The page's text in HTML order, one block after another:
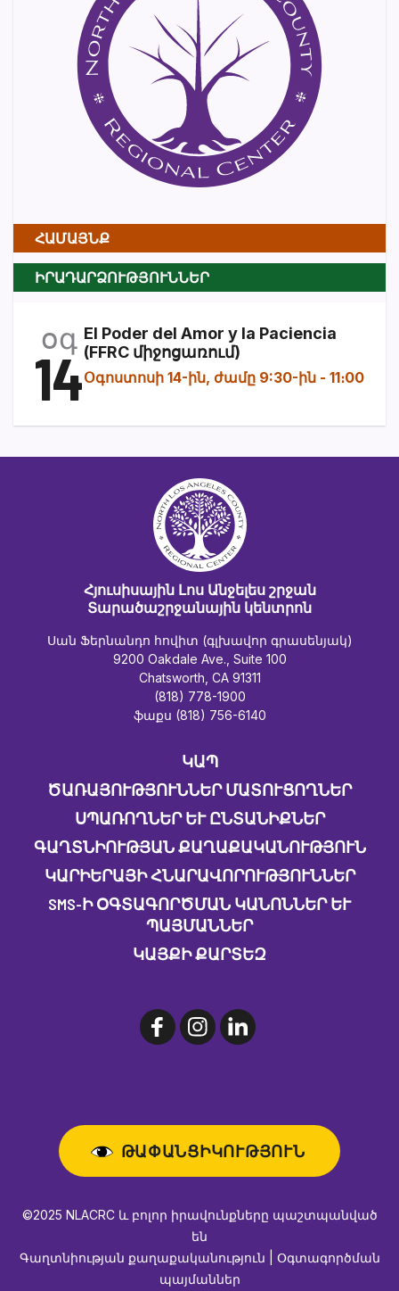
ՀԱՄԱՅՆՔ
ԻՐԱԴԱՐՁՈՒԹՅՈՒՆՆԵՐ
օգ
14
El Poder del Amor y la Paciencia
(FFRC միջոցառում)
Օգոստոսի 14-ին, ժամը 9:30-ին - 11։00
Հյուսիսային Լոս Անջելես շրջան
Տարածաշրջանային կենտրոն
Սան Ֆերնանդո հովիտ (գլխավոր գրասենյակ)
9200 Oakdale Ave., Suite 100
Chatsworth, CA 91311
(818) 778-1900
ֆաքս (818) 756-6140
ԿԱՊ
ԾԱՌԱՅՈՒԹՅՈՒՆՆԵՐ ՄԱՏՈՒՑՈՂՆԵՐ
ՍՊԱՌՈՂՆԵՐ ԵՒ ԸՆՏԱՆԻՔՆԵՐ
ԳԱՂՏՆԻՈՒԹՅԱՆ ՔԱՂԱՔԱԿԱՆՈՒԹՅՈՒՆ
ԿԱՐԻԵՐԱՅԻ ՀՆԱՐԱՎՈՐՈՒԹՅՈՒՆՆԵՐ
SMS-Ի ՕԳՏԱԳՈՐԾՄԱՆ ԿԱՆՈՆՆԵՐ ԵՒ Պ
ԱՅՄԱՆՆԵՐ
ԿԱՅՔԻ ՔԱՐՏԵԶ
ԹԱՓԱՆՑԻԿՈՒԹՅՈՒՆ
©2025 NLACRC և բոլոր իրավունքները պաշտպանված
են
Գաղտնիության քաղաքականություն | Օգտագործման
պայմաններ